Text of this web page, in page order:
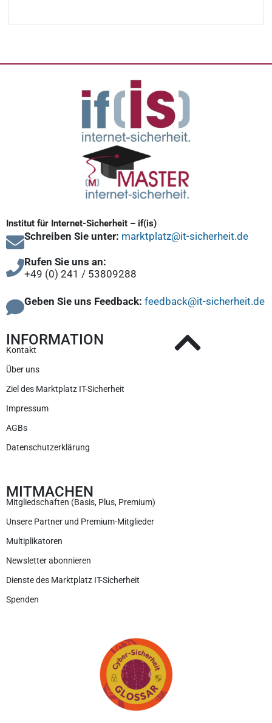
Institut für Internet-Sicherheit – if(is)
Schreiben Sie unter: marktplatz@it-sicherheit.de
Rufen Sie uns an:
+49 (0) 241 / 53809288
Geben Sie uns Feedback: feedback@it-sicherheit.de
INFORMATION
Kontakt
Über uns
Ziel des Marktplatz IT-Sicherheit
Impressum
AGBs
Datenschutzerklärung
MITMACHEN
Mitgliedschaften (Basis, Plus, Premium)
Unsere Partner und Premium-Mitglieder
Multiplikatoren
Newsletter abonnieren
Dienste des Marktplatz IT-Sicherheit
Spenden